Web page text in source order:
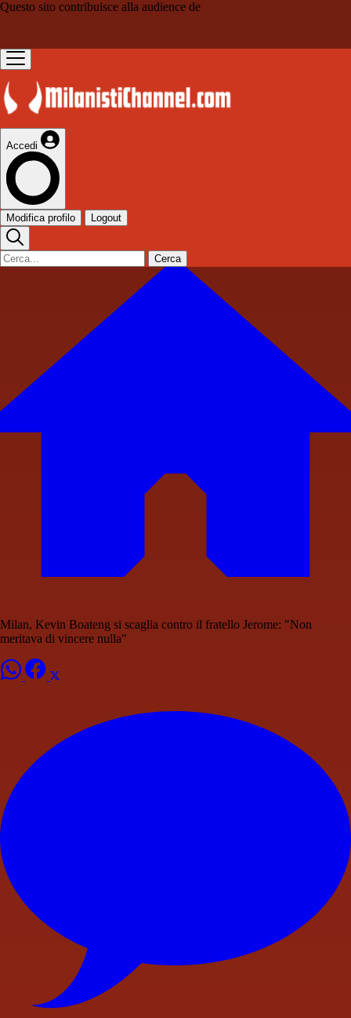
Questo sito contribuisce alla audience de
Accedi
Modifica profilo Logout
Cerca
Milan, Kevin Boateng si scaglia contro il fratello Jerome: "Non
meritava di vincere nulla"